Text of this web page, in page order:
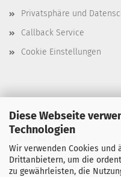
Diese Webseite
Technologien
Wir verwenden Cookies und
Drittanbietern, um die
zu gewährleisten, die
Privatsphäre und
Callback Service
Cookie Einstellungen
T. 0351 647 544 93
F. 0351 647 544 97
M. manu@buchdruck-